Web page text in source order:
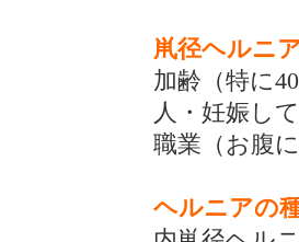
鼡径ヘルニ
加齢（特に
人・妊娠し
職業（お腹
ヘルニアの